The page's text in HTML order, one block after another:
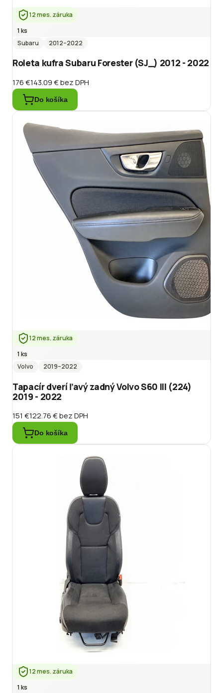
12 mes. záruka
1 ks
Subaru
2012–2022
Roleta kufra Subaru Forester (SJ_) 2012 - 2022
176 €143.09 €bez DPH
Do košíka
12 mes. záruka
1 ks
Volvo
2019–2022
Tapacír dverí ľavý zadný Volvo S60 III (224)
2019 - 2022
151 €122.76 €bez DPH
Do košíka
12 mes. záruka
1 ks